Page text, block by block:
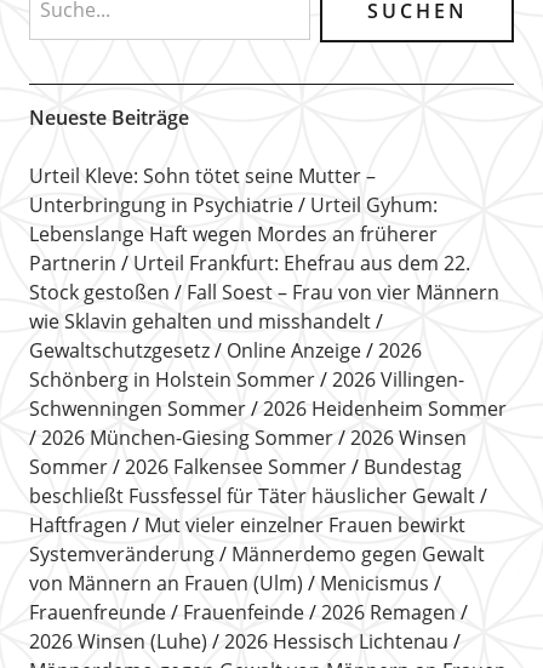
Neueste Beiträge
Urteil Kleve: Sohn tötet seine Mutter –
Unterbringung in Psychiatrie
Urteil Gyhum:
Lebenslange Haft wegen Mordes an früherer
Partnerin
Urteil Frankfurt: Ehefrau aus dem 22.
Stock gestoßen
Fall Soest – Frau von vier Männern
wie Sklavin gehalten und misshandelt
Gewaltschutzgesetz
Online Anzeige
2026
Schönberg in Holstein Sommer
2026 Villingen-
Schwenningen Sommer
2026 Heidenheim Sommer
2026 München-Giesing Sommer
2026 Winsen
Sommer
2026 Falkensee Sommer
Bundestag
beschließt Fussfessel für Täter häuslicher Gewalt
Haftfragen
Mut vieler einzelner Frauen bewirkt
Systemveränderung
Männerdemo gegen Gewalt
von Männern an Frauen (Ulm)
Menicismus
Frauenfreunde
Frauenfeinde
2026 Remagen
2026 Winsen (Luhe)
2026 Hessisch Lichtenau